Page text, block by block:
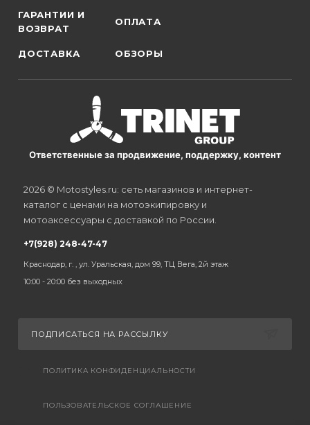
ГАРАНТИИ И
ВОЗВРАТ
ОПЛАТА
ДОСТАВКА ОБЗОРЫ
Ответственные за продвижение, поддержку, контент
2026 © Motostyles.ru: сеть магазинов и интернет-
каталог с ценами на мотоэкипировку и
мотоаксессуары с доставкой по России.
+7(928) 248-47-47
Краснодар, г. , ул. Уральская, дом 99, ТЦ Вега, 2й этаж
10:00 - 20:00 без выходных
ПОДПИСАТЬСЯ НА РАССЫЛКУ
ПОЛИТИКА КОНФИДЕНЦИАЛЬНОСТИ
ПОЛЬЗОВАТЕЛЬСКОЕ СОГЛАШЕНИЕ